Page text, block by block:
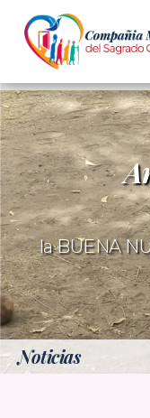
la BUENA
Noticias